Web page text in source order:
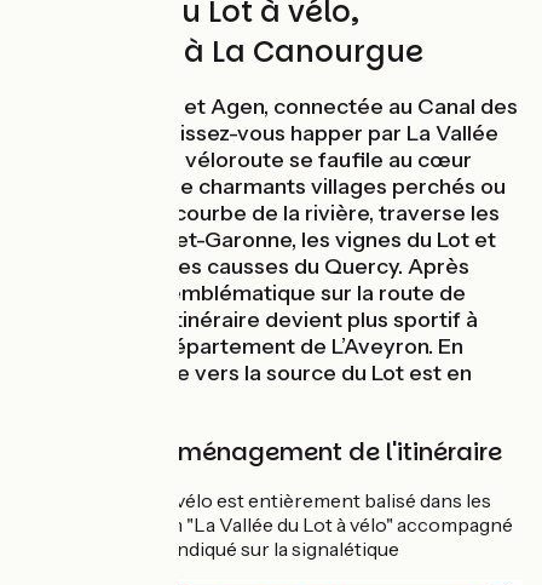
La Vallée du Lot à vélo,
d'Aiguillon à La Canourgue
Entre Bordeaux et Agen, connectée au Canal des
2 mers à vélo, laissez-vous happer par La Vallée
du Lot à vélo. La véloroute se faufile au cœur
d’une myriade de charmants villages perchés ou
lovés dans une courbe de la rivière, traverse les
vergers du Lot-et-Garonne, les vignes du Lot et
les spectaculaires causses du Quercy. Après
Cahors, étape emblématique sur la route de
Compostelle, l’itinéraire devient plus sportif à
l’approche du département de L’Aveyron. En
Lozère, une suite vers la source du Lot est en
Balisage et aménagement de l'itinéraire
La Vallée du Lot à vélo est entièrement balisé dans les
deux sens. Le nom "La Vallée du Lot à vélo" accompagné
d'un fléchage est indiqué sur la signalétique